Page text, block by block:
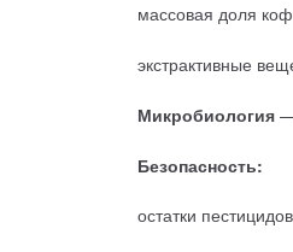
массовая доля
экстрактивные
Микробиология
Безопасность:
остатки пестицидов